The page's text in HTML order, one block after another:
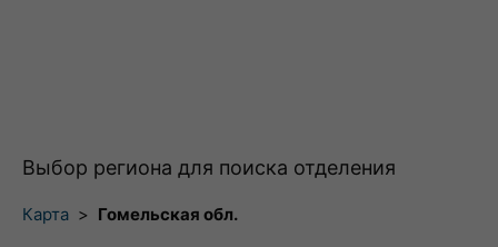
Выбор региона для поиска отделения
Карта > Гомельская обл.